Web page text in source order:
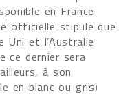
en France
officielle stipule que
Uni et l’Australie
ce dernier sera
à son
en blanc ou gris)